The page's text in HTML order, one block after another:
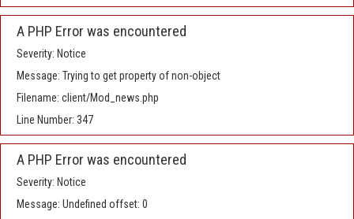
A PHP Error was encountered
Severity: Notice
Message: Trying to get property of non-object
Filename: client/Mod_news.php
Line Number: 347
A PHP Error was encountered
Severity: Notice
Message: Undefined offset: 0